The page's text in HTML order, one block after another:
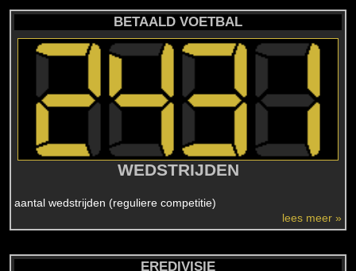
BETAALD VOETBAL
WEDSTRIJDEN
aantal wedstrijden (reguliere competitie)
lees meer »
EREDIVISIE